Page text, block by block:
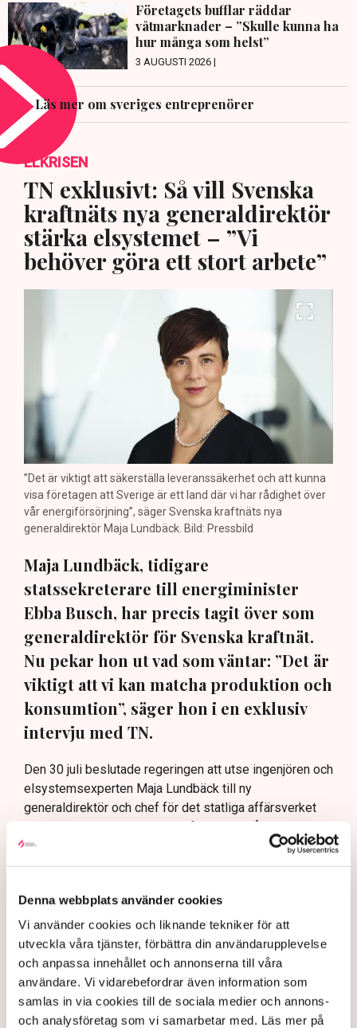
Denna webbplats använder cookies
Vi använder cookies och liknande tekniker för att
utveckla våra tjänster, förbättra din användarupplevelse
och anpassa innehållet och annonserna till våra
användare. Vi vidarebefordrar även information som
samlas in via cookies till de sociala medier och annons-
och analysföretag som vi samarbetar med. Läs mer på
Företagets bufflar räddar
våtmarknader – ”Skulle kunna ha
hur många som helst”
3 AUGUSTI 2026 |
Läs mer om sveriges entreprenörer
ELKRISEN
TN exklusivt: Så vill Svenska
kraftnäts nya generaldirektör
stärka elsystemet – ”Vi
behöver göra ett stort arbete”
”Det är viktigt att säkerställa leveranssäkerhet och att kunna
visa företagen att Sverige är ett land där vi har rådighet över
vår energiförsörjning”, säger Svenska kraftnäts nya
generaldirektör Maja Lundbäck. Bild: Pressbild
Maja Lundbäck, tidigare
statssekreterare till energiminister
Ebba Busch, har precis tagit över som
generaldirektör för Svenska kraftnät.
Nu pekar hon ut vad som väntar: ”Det är
viktigt att vi kan matcha produktion och
konsumtion”, säger hon i en exklusiv
intervju med TN.
Den 30 juli beslutade regeringen att utse ingenjören och
elsystemsexperten Maja Lundbäck till ny
generaldirektör och chef för det statliga affärsverket
och myndigheten Svenska kraftnät. Hon påbörjade sin
nya tjänst omgående den 3 augusti och efterträder Per
Eckemark som sent i fjol fick sluta efter endast sju
AI-sammanfattning
Maja Lundbäck är ny generaldirektör för Svenska
kraftnät.
Hon betonar behovet av stabil elförsörjning för
industrin.